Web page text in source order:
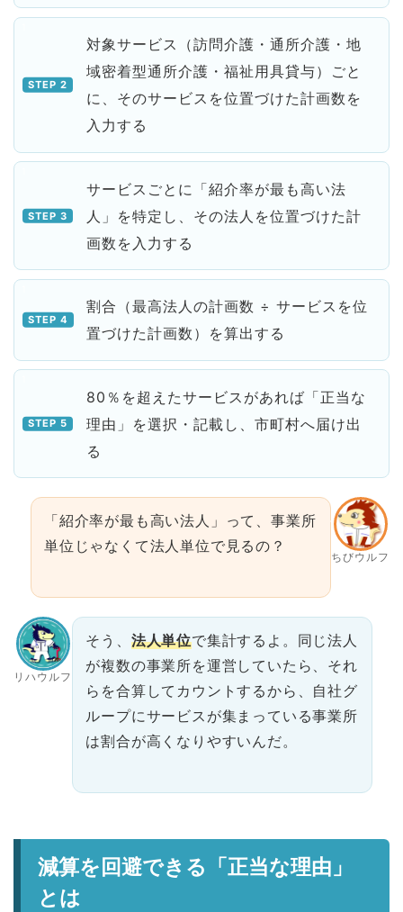
対象サービス（訪問介護・通所介護・地
域密着型通所介護・福祉用具貸与）ごと
に、そのサービスを位置づけた計画数を
入力する
サービスごとに「紹介率が最も高い法
人」を特定し、その法人を位置づけた計
画数を入力する
割合（最高法人の計画数 ÷ サービスを位
置づけた計画数）を算出する
80％を超えたサービスがあれば「正当な
理由」を選択・記載し、市町村へ届け出
る
ちびウルフ
「紹介率が最も高い法人」って、事業所
単位じゃなくて法人単位で見るの？
リハウルフ
そう、 法人単位で集計するよ。同じ法人
が複数の事業所を運営していたら、それ
らを合算してカウントするから、自社グ
ループにサービスが集まっている事業所
は割合が高くなりやすいんだ。
減算を回避できる「正当な理由」
とは